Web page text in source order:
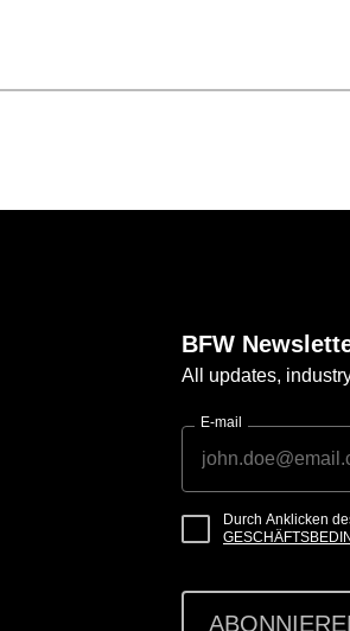
BFW
All updates,
E-mail
Durch Anklicken